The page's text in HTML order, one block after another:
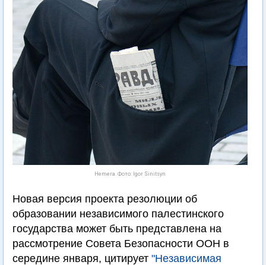
Hemera. Фото: Igor Sinitsyn
Новая версия проекта резолюции об
образовании независимого палестинского
государства может быть представлена на
рассмотрение Совета Безопасности ООН в
середине января, цитирует "Независимая